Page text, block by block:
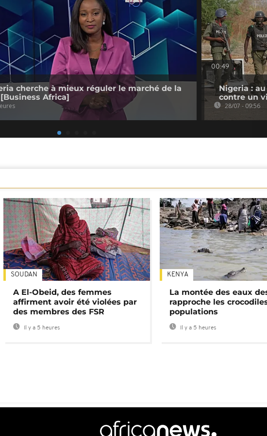
cherche à mieux réguler le marché de la
Africa]
00:49
Nigeria :
contre un
28/07 - 09:56
SOUDAN
A El-Obeid, des femmes
affirment avoir été violées par
des membres des FSR
Il y a 5 heures
KENYA
La montée des eaux
rapproche les
populations
Il y a 5 heures